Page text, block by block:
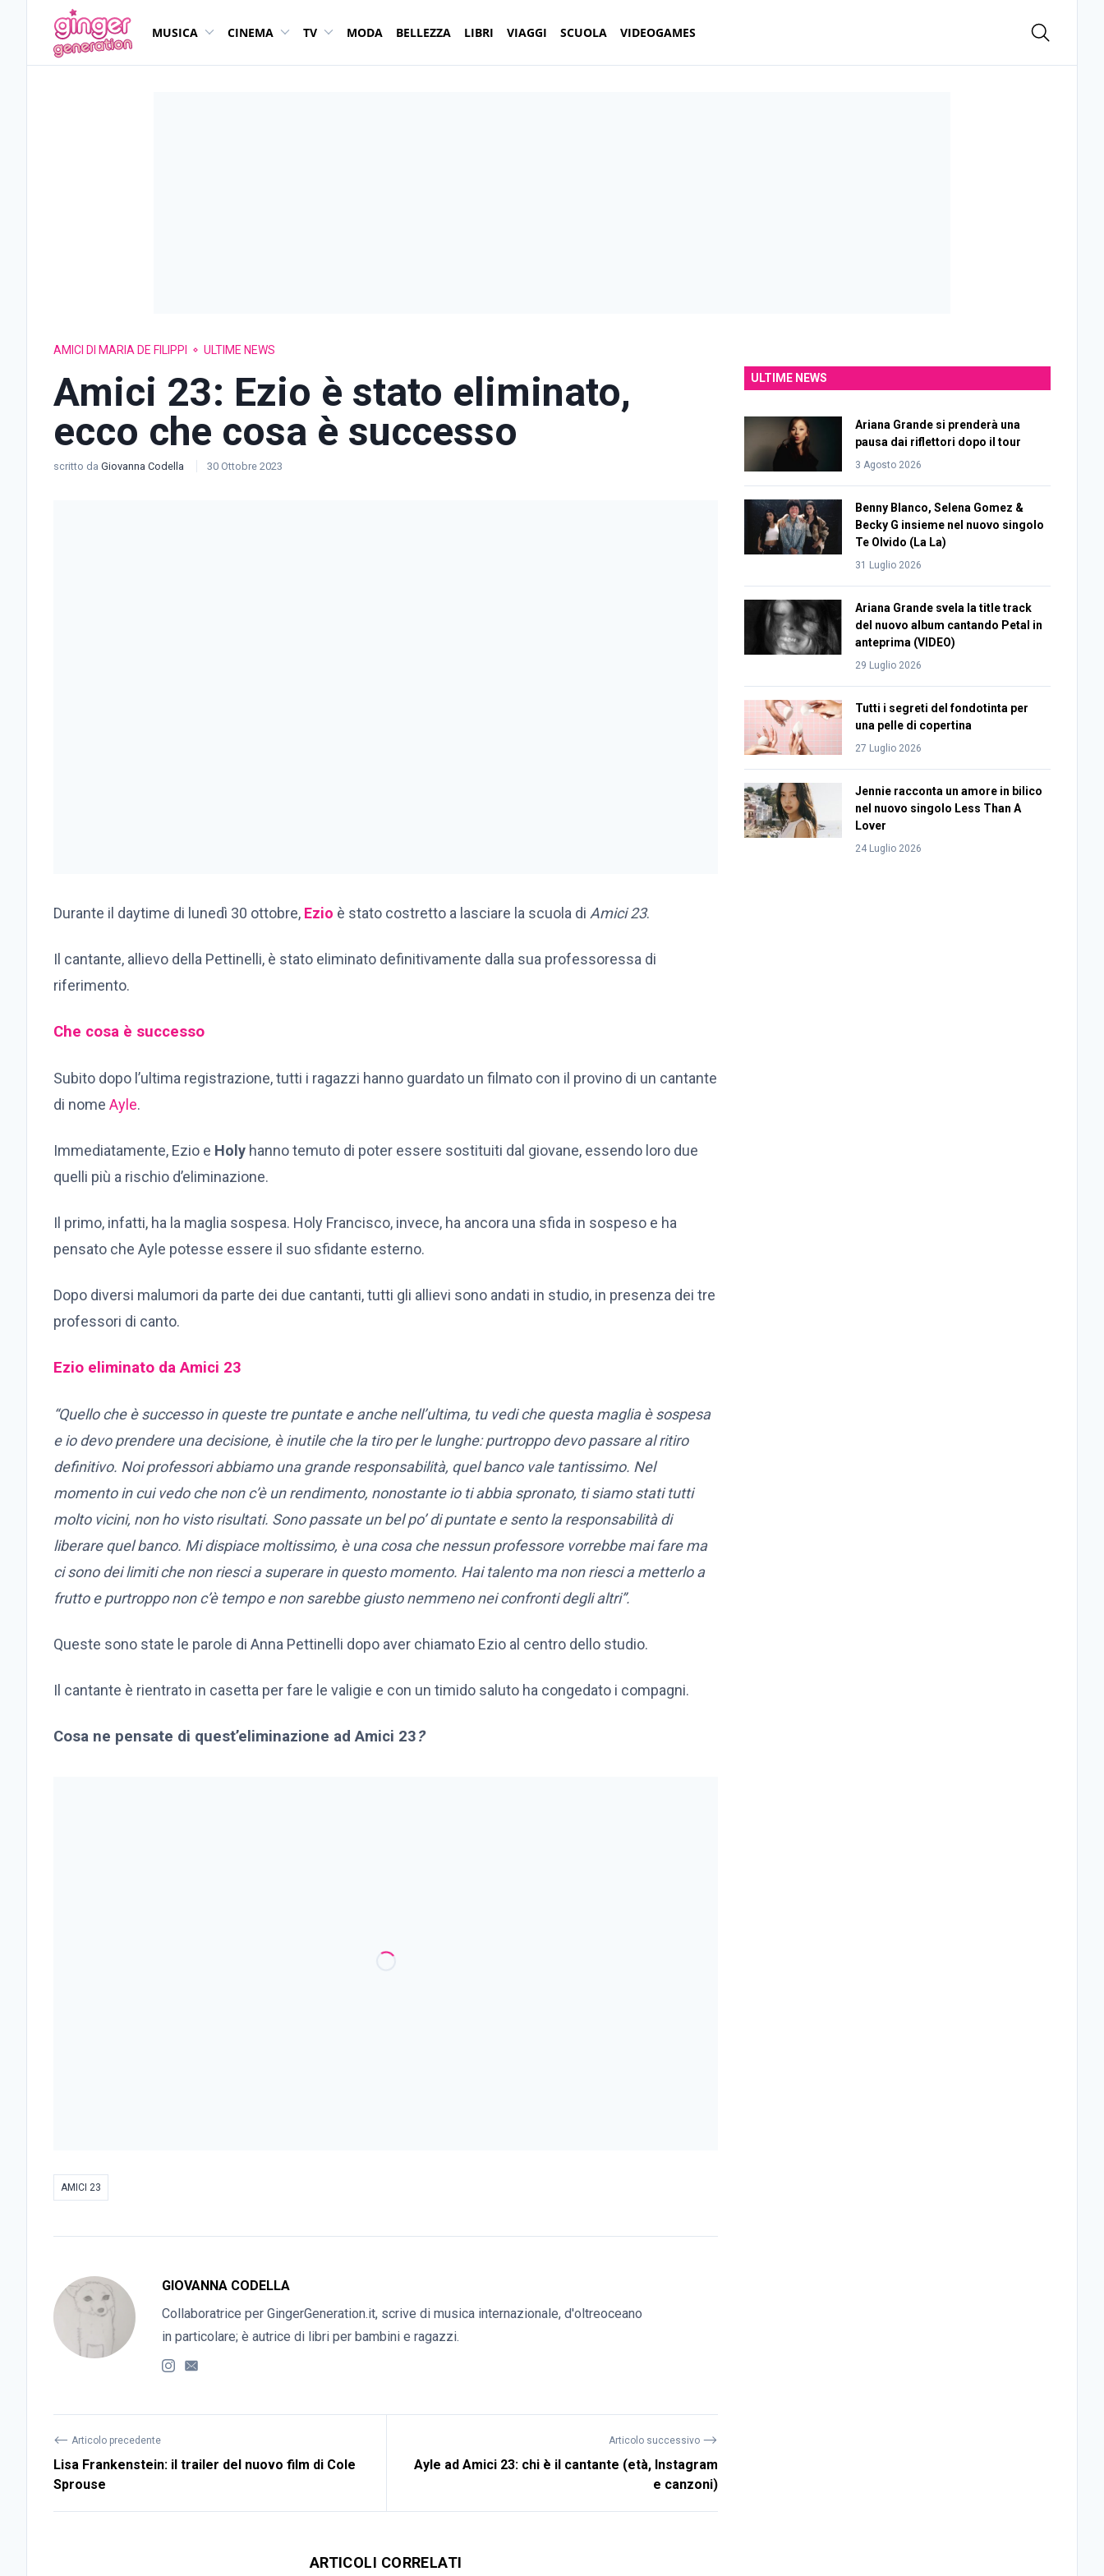
MUSICA CINEMA TV MODA BELLEZZA LIBRI VIAGGI SCUOLA VIDEOGAMES
AMICI DI MARIA DE FILIPPI ULTIME NEWS
Amici 23: Ezio è stato eliminato,
ecco che cosa è successo
scritto da Giovanna Codella 30 Ottobre 2023
Durante il daytime di lunedì 30 ottobre, Ezio è stato costretto a lasciare la scuola di Amici 23.
Il cantante, allievo della Pettinelli, è stato eliminato definitivamente dalla sua professoressa di
riferimento.
Che cosa è successo
Subito dopo l’ultima registrazione, tutti i ragazzi hanno guardato un filmato con il provino di un cantante
di nome Ayle.
Immediatamente, Ezio e Holy hanno temuto di poter essere sostituiti dal giovane, essendo loro due
quelli più a rischio d’eliminazione.
Il primo, infatti, ha la maglia sospesa. Holy Francisco, invece, ha ancora una sfida in sospeso e ha
pensato che Ayle potesse essere il suo sfidante esterno.
Dopo diversi malumori da parte dei due cantanti, tutti gli allievi sono andati in studio, in presenza dei tre
professori di canto.
Ezio eliminato da Amici 23
“Quello che è successo in queste tre puntate e anche nell’ultima, tu vedi che questa maglia è sospesa
e io devo prendere una decisione, è inutile che la tiro per le lunghe: purtroppo devo passare al ritiro
definitivo. Noi professori abbiamo una grande responsabilità, quel banco vale tantissimo. Nel
momento in cui vedo che non c’è un rendimento, nonostante io ti abbia spronato, ti siamo stati tutti
molto vicini, non ho visto risultati. Sono passate un bel po’ di puntate e sento la responsabilità di
liberare quel banco. Mi dispiace moltissimo, è una cosa che nessun professore vorrebbe mai fare ma
ci sono dei limiti che non riesci a superare in questo momento. Hai talento ma non riesci a metterlo a
frutto e purtroppo non c’è tempo e non sarebbe giusto nemmeno nei confronti degli altri”.
Queste sono state le parole di Anna Pettinelli dopo aver chiamato Ezio al centro dello studio.
Il cantante è rientrato in casetta per fare le valigie e con un timido saluto ha congedato i compagni.
Cosa ne pensate di quest’eliminazione ad Amici 23?
AMICI 23
GIOVANNA CODELLA
Collaboratrice per GingerGeneration.it, scrive di musica internazionale, d'oltreoceano
in particolare; è autrice di libri per bambini e ragazzi.
⟵ Articolo precedente
Lisa Frankenstein: il trailer del nuovo film di Cole
Sprouse
Articolo successivo ⟶
Ayle ad Amici 23: chi è il cantante (età, Instagram
e canzoni)
ARTICOLI CORRELATI
ULTIME NEWS
Ariana Grande si prenderà una
pausa dai riflettori dopo il tour
3 Agosto 2026
Benny Blanco, Selena Gomez &
Becky G insieme nel nuovo singolo
Te Olvido (La La)
31 Luglio 2026
Ariana Grande svela la title track
del nuovo album cantando Petal in
anteprima (VIDEO)
29 Luglio 2026
Tutti i segreti del fondotinta per
una pelle di copertina
27 Luglio 2026
Jennie racconta un amore in bilico
nel nuovo singolo Less Than A
Lover
24 Luglio 2026